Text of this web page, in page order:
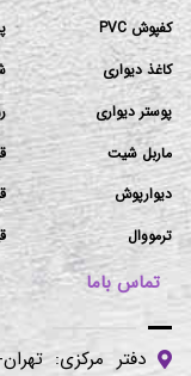
کفپوش PVC
کاغذ دیواری
پوستر دیواری
ماربل شیت
دیوارپوش
ترمووال
تماس باما
دفتر مرکزی: